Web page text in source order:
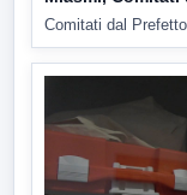
Comitati dal